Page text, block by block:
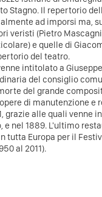
Stagno. Il repertorio
ad imporsi ma,
veristi (Pietro
e quelle di
del teatro.
intitolato a
del consiglio
del grande
di manutenzione e
grazie alle quali venne
e nel 1889. L'ultimo
in tutta Europa per il
al 2011).